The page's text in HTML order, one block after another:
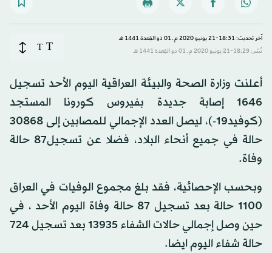
آخر تحديث: 18:31-21 يونيو 2020 م ـ 01 ذو القِعدة 1441 هـ
نُشر: 18:29-21 يونيو 2020 م ـ 01 ذو القِعدة 1441 هـ
T
T
أعلنت وزارة الصحة والبيئة العراقية اليوم الأحد تسجيل
1646 إصابة جديدة بفيروس كورونا المستجد
(كوفيد19-)، ليصل العدد الإجمالي للمصابين إلى 30868
حالة في جميع أنحاء البلاد، فضلا عن تسجيل87 حالة
وفاة.
وبحسب الإحصائية، فقد بلغ مجموع الوفيات في العراق
1100 حالة بعد تسجيل 87 حالة وفاة اليوم الأحد ، في
حين وصل إجمالي حالات الشفاء 13935 بعد تسجيل 724
حالة شفاء اليوم ايضا.